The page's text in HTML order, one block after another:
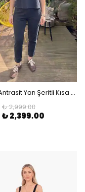
Kadın Antrasit Yan Şeritli Kısa Kollu Tişört Pantolon İkili Eşofman Takımı - Antrasit
₺ 2,999.00
₺ 2,399.00